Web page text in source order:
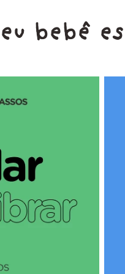
bebê